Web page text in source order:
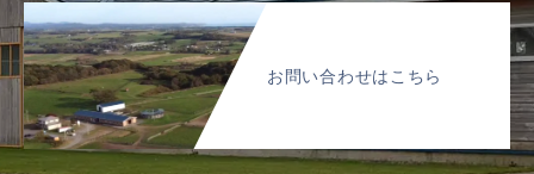
お問い合わせはこちら